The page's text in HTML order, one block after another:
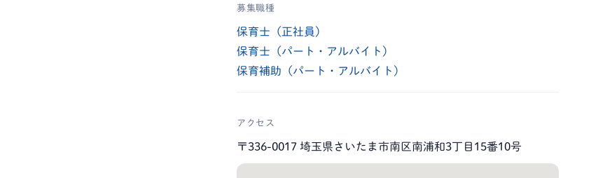
募集職種
保育士（正社員）
保育士（パート・アルバイト）
保育補助（パート・アルバイト）
アクセス
〒336-0017 埼玉県さいたま市南区南浦和3丁目15番10号